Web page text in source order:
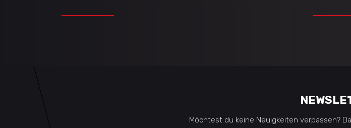
Möchtest du keine Neuigkeiten verpassen?